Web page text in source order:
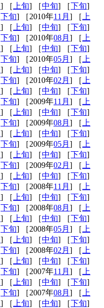
] ［ 上旬] ［中旬] ［下旬]
下旬] ［2010年11月 ] ［ 上
] ［ 上旬] ［中旬] ［下旬]
下旬] ［2010年08月 ] ［ 上
] ［ 上旬] ［中旬] ［下旬]
下旬] ［2010年05月 ] ［ 上
] ［ 上旬] ［中旬] ［下旬]
下旬] ［2010年02月 ] ［ 上
] ［ 上旬] ［中旬] ［下旬]
下旬] ［2009年11月 ] ［ 上
] ［ 上旬] ［中旬] ［下旬]
下旬] ［2009年08月 ] ［ 上
] ［ 上旬] ［中旬] ［下旬]
下旬] ［2009年05月 ] ［ 上
] ［ 上旬] ［中旬] ［下旬]
下旬] ［2009年02月 ] ［ 上
] ［ 上旬] ［中旬] ［下旬]
下旬] ［2008年11月 ] ［ 上
] ［ 上旬] ［中旬] ［下旬]
下旬] ［2008年08月 ] ［ 上
] ［ 上旬] ［中旬] ［下旬]
下旬] ［2008年05月 ] ［ 上
] ［ 上旬] ［中旬] ［下旬]
下旬] ［2008年02月 ] ［ 上
] ［ 上旬] ［中旬] ［下旬]
下旬] ［2007年11月 ] ［ 上
] ［ 上旬] ［中旬] ［下旬]
下旬] ［2007年08月 ] ［ 上
] ［ 上旬] ［中旬] ［下旬]